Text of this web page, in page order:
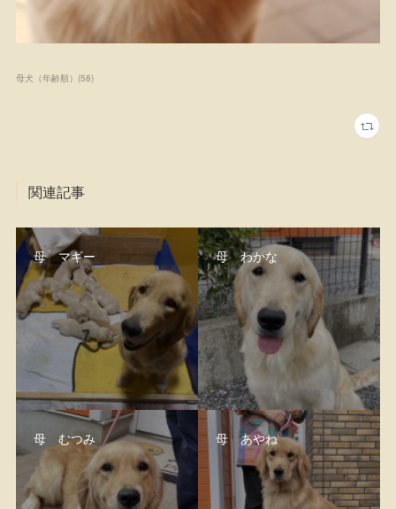
母犬（年齢順） (58)
関連記事
母 マギー 母 わかな
母 むつみ 母 あやね